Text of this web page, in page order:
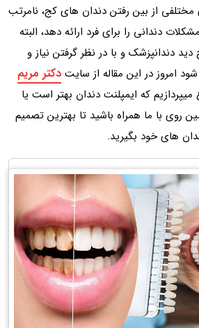
از بین رفتن دندان های کج، نامرتب
دندانی را برای فرد ارائه دهد، البته
دندانپزشک و با در نظر گرفتن نیاز و
امروز در این مقاله از سایت دکتر مریم
که ایمپلنت دندان بهتر است یا
روی با ما همراه باشید تا بهترین تصمیم
های خود بگیرید.